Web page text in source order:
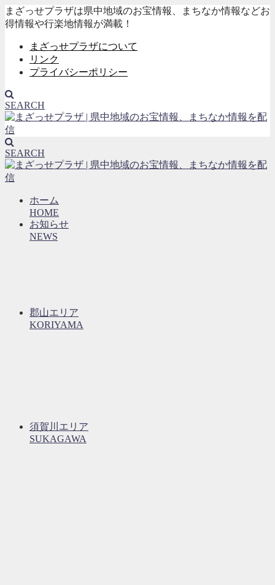
まざっせプラザは県中地域のお宝情報、まちなか情報などお
得情報や行楽地情報が満載！
まざっせプラザについて
リンク
プライバシーポリシー
SEARCH
SEARCH
ホーム
HOME
お知らせ
NEWS
郡山エリア
KORIYAMA
須賀川エリア
SUKAGAWA